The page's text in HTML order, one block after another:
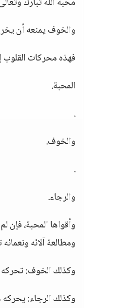
والخوف يمنعه أن
فهذه محركات القلوب
المحبة.
.
والخوف.
.
والرجاء.
وأقواها المحبة، فإن
ومطالعة آلائه
وكذلك الخوف: تحركه
وكذلك الرجاء: يحركه